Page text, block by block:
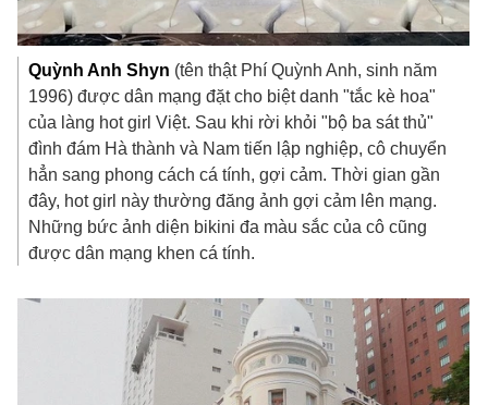
Quỳnh Anh Shyn (tên thật Phí Quỳnh Anh, sinh năm
1996) được dân mạng đặt cho biệt danh "tắc kè hoa"
của làng hot girl Việt. Sau khi rời khỏi "bộ ba sát thủ"
đình đám Hà thành và Nam tiến lập nghiệp, cô chuyển
hẳn sang phong cách cá tính, gợi cảm. Thời gian gần
đây, hot girl này thường đăng ảnh gợi cảm lên mạng.
Những bức ảnh diện bikini đa màu sắc của cô cũng
được dân mạng khen cá tính.